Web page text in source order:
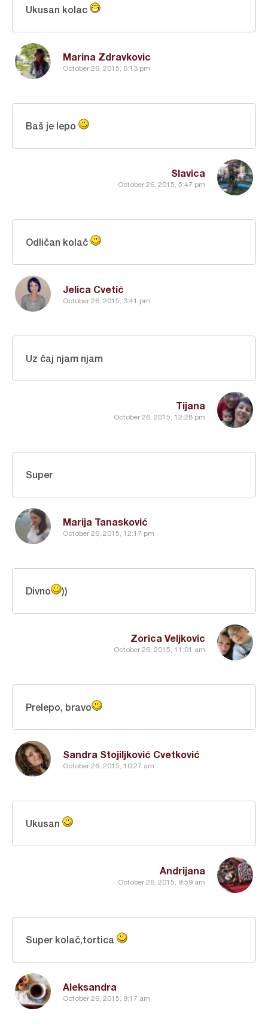
Marina Zdravkovic
October 26, 2015, 6:13 pm
Ukusan kolac
Slavica
October 26, 2015, 5:47 pm
Baš je lepo
Jelica Cvetić
October 26, 2015, 3:41 pm
Odličan kolač
Tijana
October 26, 2015, 12:28 pm
Uz čaj njam njam
Marija Tanasković
October 26, 2015, 12:17 pm
Super
Zorica Veljkovic
October 26, 2015, 11:01 am
Divno ))
Sandra Stojiljković Cvetković
October 26, 2015, 10:27 am
Prelepo, bravo
Andrijana
October 26, 2015, 9:59 am
Ukusan
Aleksandra
October 26, 2015, 9:17 am
Super kolač,tortica